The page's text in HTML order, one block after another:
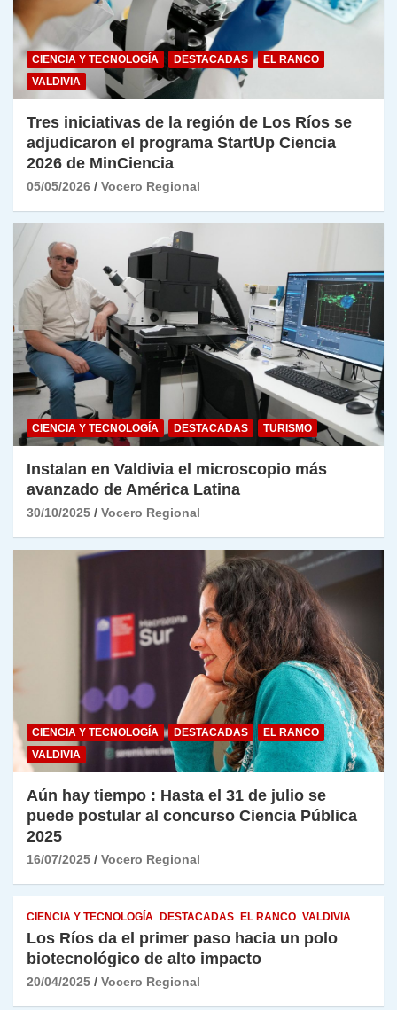
CIENCIA Y TECNOLOGÍA DESTACADAS
EL RANCO
VALDIVIA
Tres iniciativas de la región de Los Ríos se
adjudicaron el programa StartUp Ciencia
2026 de MinCiencia
05/05/2026 Vocero Regional
CIENCIA Y TECNOLOGÍA DESTACADAS TURISMO
Instalan en Valdivia el microscopio más
avanzado de América Latina
30/10/2025 Vocero Regional
CIENCIA Y TECNOLOGÍA DESTACADAS
EL RANCO
VALDIVIA
Aún hay tiempo : Hasta el 31 de julio se
puede postular al concurso Ciencia Pública
2025
16/07/2025 Vocero Regional
CIENCIA Y TECNOLOGÍA DESTACADAS EL RANCO VALDIVIA
Los Ríos da el primer paso hacia un polo
biotecnológico de alto impacto
20/04/2025 Vocero Regional